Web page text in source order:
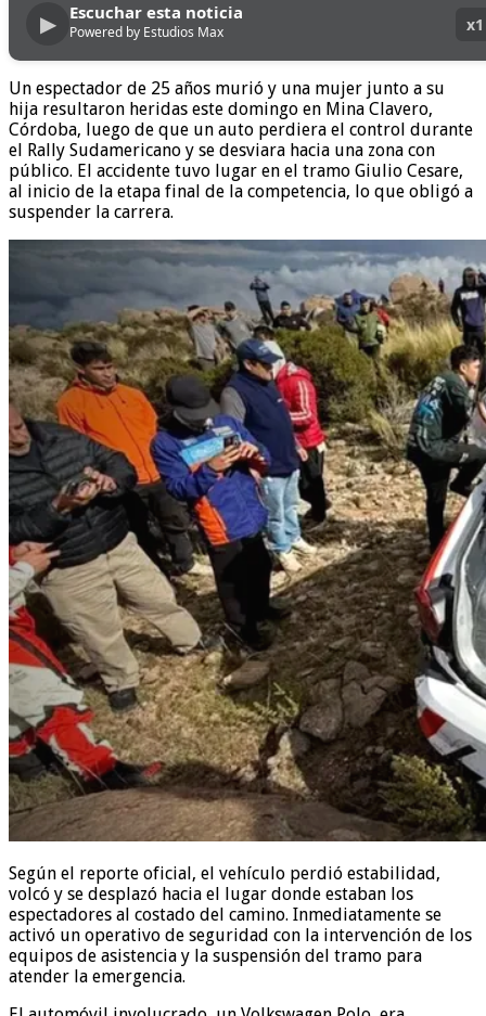
▶
Escuchar esta noticia
Powered by Estudios Max x1
Un espectador de 25 años murió y una mujer junto a su
hija resultaron heridas este domingo en Mina Clavero,
Córdoba, luego de que un auto perdiera el control durante
el Rally Sudamericano y se desviara hacia una zona con
público. El accidente tuvo lugar en el tramo Giulio Cesare,
al inicio de la etapa final de la competencia, lo que obligó a
suspender la carrera.
Según el reporte oficial, el vehículo perdió estabilidad,
volcó y se desplazó hacia el lugar donde estaban los
espectadores al costado del camino. Inmediatamente se
activó un operativo de seguridad con la intervención de los
equipos de asistencia y la suspensión del tramo para
atender la emergencia.